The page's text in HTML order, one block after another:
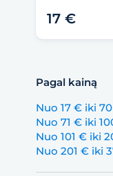
17 €
Pagal kainą
Nuo 17 € iki
Nuo 71 € iki
Nuo 101 € iki
Nuo 201 € iki